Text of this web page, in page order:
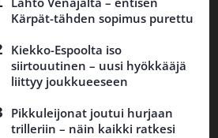
Kärpät-tähden sopimus purettu
Kiekko-Espoolta iso
siirtouutinen – uusi hyökkääjä
liittyy joukkueeseen
Pikkuleijonat joutui hurjaan
trilleriin – näin kaikki ratkesi